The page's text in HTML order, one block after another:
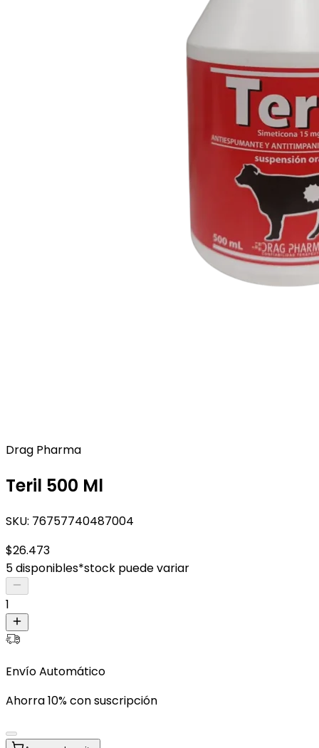
Drag Pharma
Teril 500 Ml
SKU: 76757740487004
$26.473
5 disponibles*stock puede variar
1
Envío Automático
Ahorra 10% con suscripción